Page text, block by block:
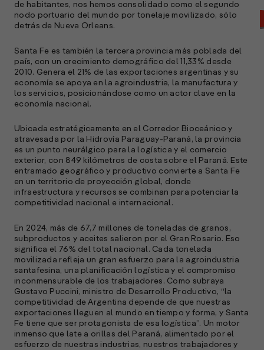
de habitantes, nos hemos consolidado como el segundo
nodo portuario del mundo por tonelaje movilizado, sólo
detrás de Nueva Orleans.
Santa Fe es también la tercera provincia más poblada del
país, con un crecimiento demográfico del 11,33% desde
2010. Genera el 21% de las exportaciones argentinas y su
economía se apoya en la agroindustria, la manufactura y
los servicios, posicionándose como un actor clave en la
economía nacional.
Ubicada estratégicamente en el Corredor Bioceánico y
atravesada por la Hidrovía Paraguay-Paraná, la provincia
es un punto neurálgico para la logística y el comercio
exterior, con 849 kilómetros de costa sobre el Paraná. Este
entramado geográfico y productivo convierte a Santa Fe
en un territorio de proyección global, donde
infraestructura y recursos se combinan para potenciar la
competitividad nacional e internacional.
En 2024, más de 67,7 millones de toneladas de granos,
subproductos y aceites salieron por el Gran Rosario. Eso
significa el 76% del total nacional. Cada tonelada
movilizada refleja un gran esfuerzo para la agroindustria
santafesina, una planificación logística y el compromiso
inconmensurable de los trabajadores. Como subraya
Gustavo Puccini, ministro de Desarrollo Productivo, “la
competitividad de Argentina depende de que nuestras
exportaciones lleguen al mundo en tiempo y forma, y Santa
Fe tiene que ser protagonista de esa logística”. Un motor
inmenso que late a orillas del Paraná, alimentado por el
esfuerzo de nuestras industrias, nuestros trabajadores y